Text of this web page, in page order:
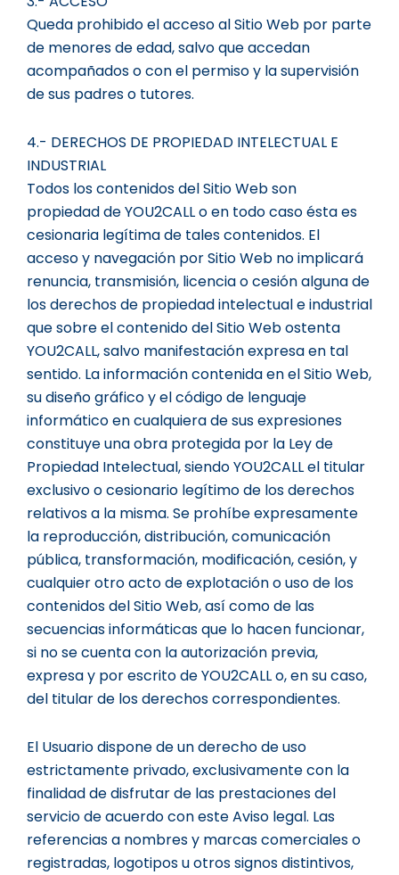
Queda prohibido el acceso al Sitio Web por parte
de menores de edad, salvo que accedan
acompañados o con el permiso y la supervisión
de sus padres o tutores.
4.- DERECHOS DE PROPIEDAD INTELECTUAL E
INDUSTRIAL
Todos los contenidos del Sitio Web son
propiedad de YOU2CALL o en todo caso ésta es
cesionaria legítima de tales contenidos. El
acceso y navegación por Sitio Web no implicará
renuncia, transmisión, licencia o cesión alguna de
los derechos de propiedad intelectual e industrial
que sobre el contenido del Sitio Web ostenta
YOU2CALL, salvo manifestación expresa en tal
sentido. La información contenida en el Sitio Web,
su diseño gráfico y el código de lenguaje
informático en cualquiera de sus expresiones
constituye una obra protegida por la Ley de
Propiedad Intelectual, siendo YOU2CALL el titular
exclusivo o cesionario legítimo de los derechos
relativos a la misma. Se prohíbe expresamente
la reproducción, distribución, comunicación
pública, transformación, modificación, cesión, y
cualquier otro acto de explotación o uso de los
contenidos del Sitio Web, así como de las
secuencias informáticas que lo hacen funcionar,
si no se cuenta con la autorización previa,
expresa y por escrito de YOU2CALL o, en su caso,
del titular de los derechos correspondientes.
El Usuario dispone de un derecho de uso
estrictamente privado, exclusivamente con la
finalidad de disfrutar de las prestaciones del
servicio de acuerdo con este Aviso legal. Las
referencias a nombres y marcas comerciales o
registradas, logotipos u otros signos distintivos,